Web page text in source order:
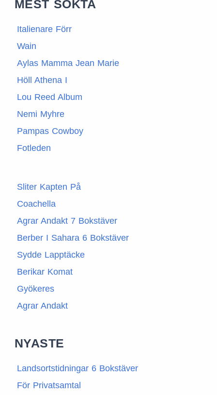
MEST SÖKTA
Italienare Förr
Wain
Aylas Mamma Jean Marie
Höll Athena I
Lou Reed Album
Nemi Myhre
Pampas Cowboy
Fotleden
Sliter Kapten På
Coachella
Agrar Andakt 7 Bokstäver
Berber I Sahara 6 Bokstäver
Sydde Lapptäcke
Berikar Komat
Gyökeres
Agrar Andakt
NYASTE
Landsortstidningar 6 Bokstäver
För Privatsamtal